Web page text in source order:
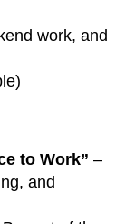
work, and
to Work” –
and